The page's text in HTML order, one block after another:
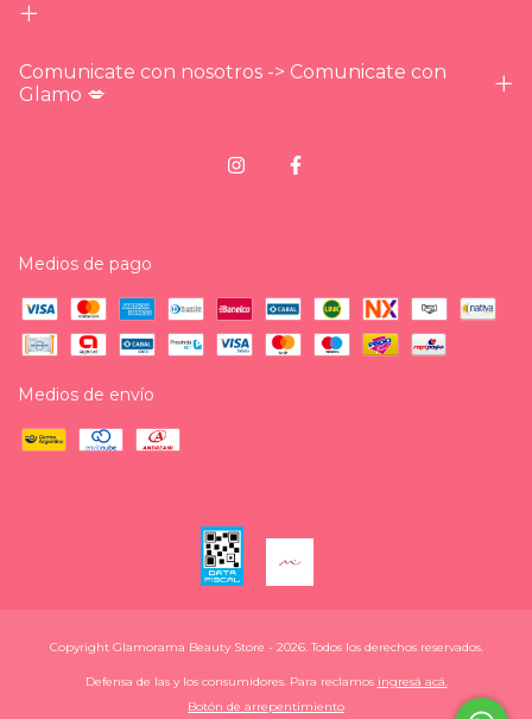
Comunicate con nosotros -> Comunicate con
Glamo 💋
Medios de pago
Medios de envío
Copyright Glamorama Beauty Store - 2026. Todos los derechos reservados.
Defensa de las y los consumidores. Para reclamos ingresá acá.
Botón de arrepentimiento